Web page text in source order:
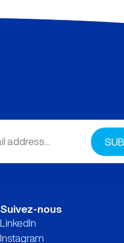
Suivez-nous
LinkedIn
Instagram